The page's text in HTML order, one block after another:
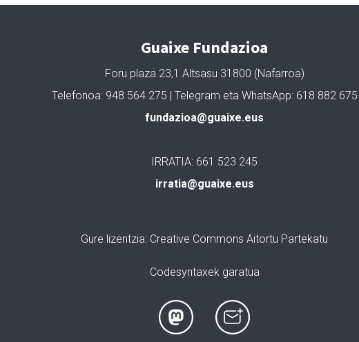
Guaixe Fundazioa
Foru plaza 23,1 Altsasu 31800 (Nafarroa)
Telefonoa: 948 564 275 | Telegram eta WhatsApp: 618 882 675
fundazioa@guaixe.eus
IRRATIA: 661 523 245
irratia@guaixe.eus
Gure lizentzia: Creative Commons Aitortu Partekatu
Codesyntaxek garatua